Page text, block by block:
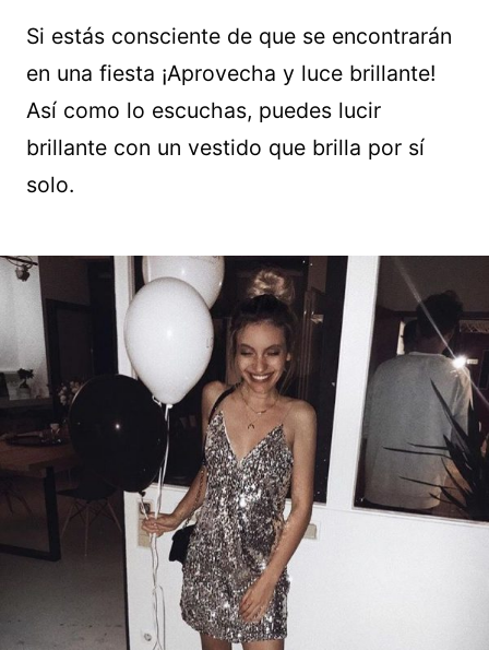
Si estás consciente de que se encontrarán
en una fiesta ¡Aprovecha y luce brillante!
Así como lo escuchas, puedes lucir
brillante con un vestido que brilla por sí
solo.